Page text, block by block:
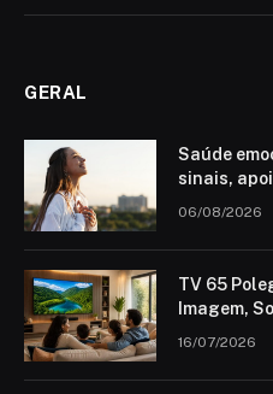
GERAL
Saúde
sinais,
06/08/2026
TV 65
Imagem,
16/07/2026